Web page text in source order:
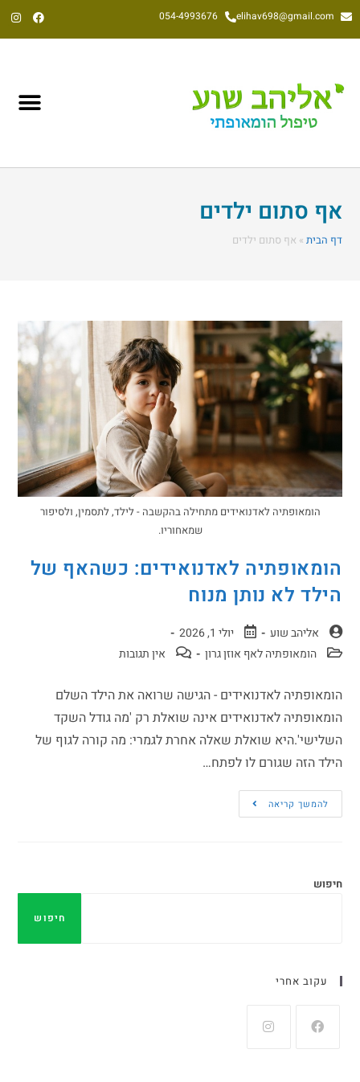
elihav698@gmail.com
054-4993676
אף סתום ילדים
דף הבית » אף סתום ילדים
הומאופתיה לאדנואידים מתחילה בהקשבה - לילד, לתסמין, ולסיפור
שמאחוריו.
הומאופתיה לאדנואידים: כשהאף של
הילד לא נותן מנוח
אליהב שוע
יולי 1, 2026
הומאופתיה לאף אוזן גרון
אין תגובות
הומאופתיה לאדנואידים - הגישה שרואה את הילד השלם
הומאופתיה לאדנואידים אינה שואלת רק 'מה גודל השקד
השלישי'.היא שואלת שאלה אחרת לגמרי: מה קורה לגוף של
הילד הזה שגורם לו לפתח…
להמשך קריאה
חיפוש
חיפוש
עקוב אחרי